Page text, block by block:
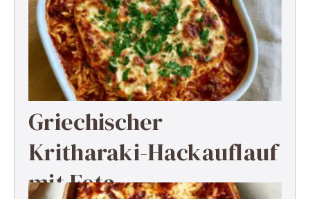
Griechischer
Kritharaki-Hackauflauf
mit Feta